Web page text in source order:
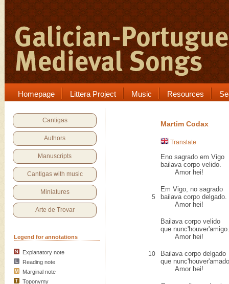
Homepage Littera Project Music Resources
Cantigas
Authors
Manuscripts
Cantigas with music
Miniatures
Arte de Trovar
Legend for annotations
Explanatory note
Reading note
Marginal note
Toponymy
Martim Codax
Translate
Eno sagrado em Vigo
bailava corpo velido.
Amor hei!
Em Vigo, no sagrado
5
bailava corpo delgado.
Amor hei!
Bailava corpo velido
que nunc'houver'amigo.
Amor hei!
10
Bailava corpo delgado
que
Amor hei!